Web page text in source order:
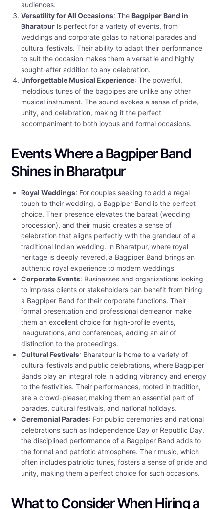
audiences.
Versatility for All Occasions: The Bagpiper Band in
Bharatpur is perfect for a variety of events, from
weddings and corporate galas to national parades and
cultural festivals. Their ability to adapt their performance
to suit the occasion makes them a versatile and highly
sought-after addition to any celebration.
Unforgettable Musical Experience: The powerful,
melodious tunes of the bagpipes are unlike any other
musical instrument. The sound evokes a sense of pride,
unity, and celebration, making it the perfect
accompaniment to both joyous and formal occasions.
Events Where a Bagpiper Band
Shines in Bharatpur
Royal Weddings: For couples seeking to add a regal
touch to their wedding, a Bagpiper Band is the perfect
choice. Their presence elevates the baraat (wedding
procession), and their music creates a sense of
celebration that aligns perfectly with the grandeur of a
traditional Indian wedding. In Bharatpur, where royal
heritage is deeply revered, a Bagpiper Band brings an
authentic royal experience to modern weddings.
Corporate Events: Businesses and organizations looking
to impress clients or stakeholders can benefit from hiring
a Bagpiper Band for their corporate functions. Their
formal presentation and professional demeanor make
them an excellent choice for high-profile events,
inaugurations, and conferences, adding an air of
distinction to the proceedings.
Cultural Festivals: Bharatpur is home to a variety of
cultural festivals and public celebrations, where Bagpiper
Bands play an integral role in adding vibrancy and energy
to the festivities. Their performances, rooted in tradition,
are a crowd-pleaser, making them an essential part of
parades, cultural festivals, and national holidays.
Ceremonial Parades: For public ceremonies and national
celebrations such as Independence Day or Republic Day,
the disciplined performance of a Bagpiper Band adds to
the formal and patriotic atmosphere. Their music, which
often includes patriotic tunes, fosters a sense of pride and
unity, making them a perfect choice for such occasions.
What to Consider When Hiring a